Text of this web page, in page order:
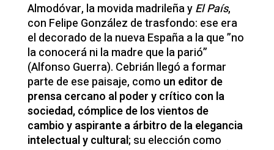
Almodóvar, la movida madrileña yEl País,
con Felipe González de trasfondo: ese era
el decorado de la nueva España a la que ”no
la conocerá ni la madre que la parió”
(Alfonso Guerra). Cebrián llegó a formar
parte de ese paisaje, como un editor de
prensa cercano al poder y crítico con la
sociedad, cómplice de los vientos de
cambio y aspirante a árbitro de la elegancia
intelectual y cultural; su elección como